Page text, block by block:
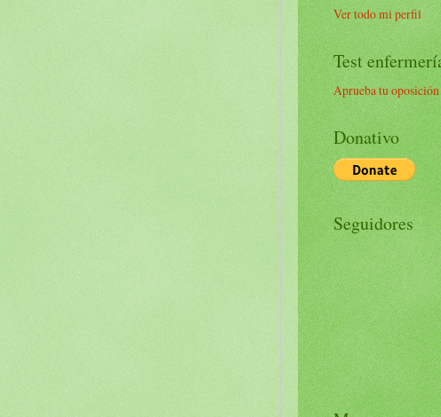
Ver todo mi perfil
Test
Aprueba tu oposición
Donativo
Seguidores